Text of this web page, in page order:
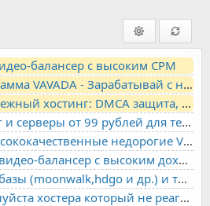
балансер с высоким CPM
Партнерская программа VAVADA - Зарабатывай с нами!
DarkHost - Ваш надежный хостинг: DMCA защита, лояльность, анонимность
LITE.HOST - хостинг и серверы от 99 рублей для тех, кто любит не переплачивать. Доступ по SSH, поддержка PHP, GIT, COMPOSER, сертификаты Let's Encrypt
✅ rdp.monster | высококачественные недорогие VPS, RDP - выделенные серверы
Videoseed - новый видео-балансер с высоким доходом
Популярные кино базы (moonwalk,hdgo и др.) и торренты в одном плеере для вашего сайта
Посоветуйте пожалуйста хостера который не реагирует на ркн